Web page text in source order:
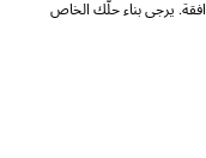
يرجى بناء حلّك الخاص